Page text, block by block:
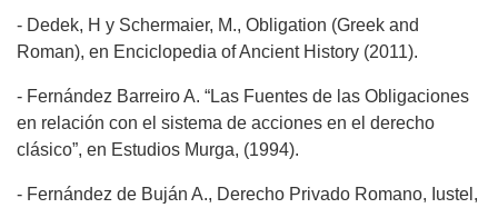
- Dedek, H y Schermaier, M., Obligation (Greek and
Roman), en Enciclopedia of Ancient History (2011).
- Fernández Barreiro A. “Las Fuentes de las Obligaciones
en relación con el sistema de acciones en el derecho
clásico”, en Estudios Murga, (1994).
- Fernández de Buján A., Derecho Privado Romano, Iustel,